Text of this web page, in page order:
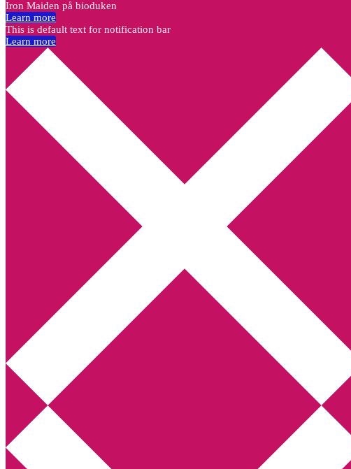
Annikas litteratur- och kulturblogg
Deckare, kriminalromaner, thrillers
Iron Maiden på bioduken
Learn more
This is default text for notification bar
Learn more